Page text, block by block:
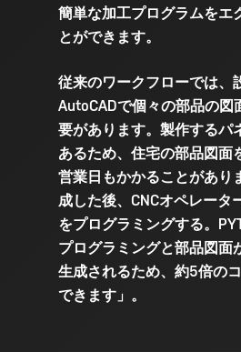
簡単な加工プログラムをエ
とができます。
従来のワークフローでは、
AutoCADで個々の部品の図
要があります。製作するパ
あるため、住宅の部品図面
営業日もかかることがあり
成した後、CNCオペレータ
をプログラミングする。
プログラミングと部品図面
生成されるため、約5倍の
できます」。